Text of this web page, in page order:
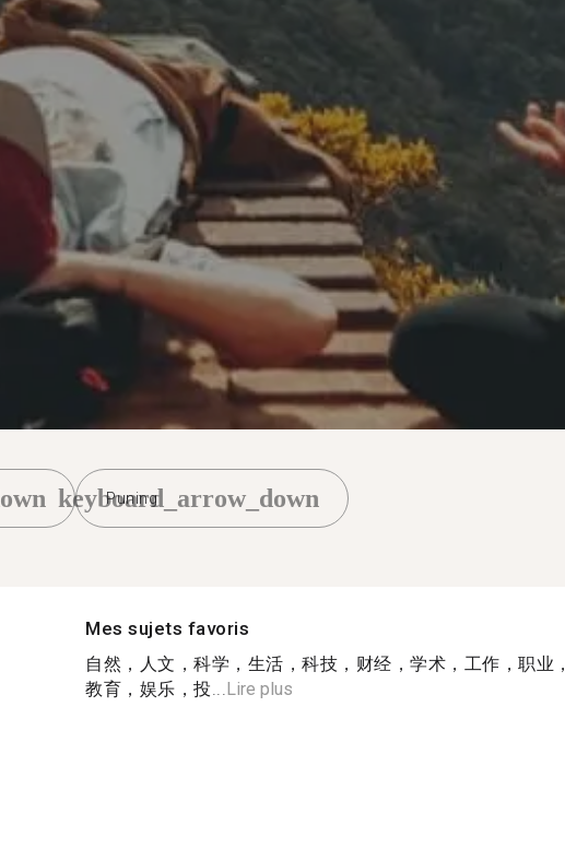
Puning
keyboard_arrow_down
Mes sujets favoris
自然，人文，科学，生活，科技，财经，学术，工作，职业，
教育，娱乐，投...Lire plus